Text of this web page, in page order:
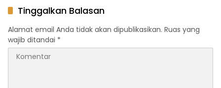
Kelola Pemerintahan
Tinggalkan Balasan
Alamat email Anda tidak akan dipublikasikan. Ruas yang
wajib ditandai *